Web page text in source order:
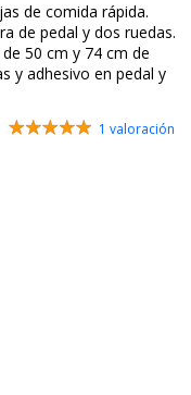
de comida rápida.
de pedal y dos ruedas.
50 cm y 74 cm de
y adhesivo en pedal y
1 valoración